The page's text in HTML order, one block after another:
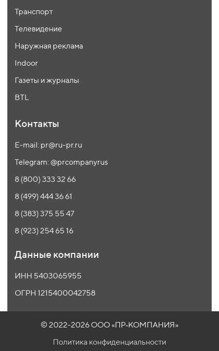
Транспорт
Телевидение
Наружная реклама
Indoor
Газеты и журналы
BTL
Контакты
E-mail: pr@ru-pr.ru
Telegram: @prcompanyrus
8 (800) 333 32 66
8 (499) 444 36 61
8 (383) 375 55 47
8 (923) 254 65 16
Данные компании
ИНН 5403065955
ОГРН 1215400042758
© 2022-2026 ООО «ПР‑КОМПАНИЯ»
Политика конфиденциальности